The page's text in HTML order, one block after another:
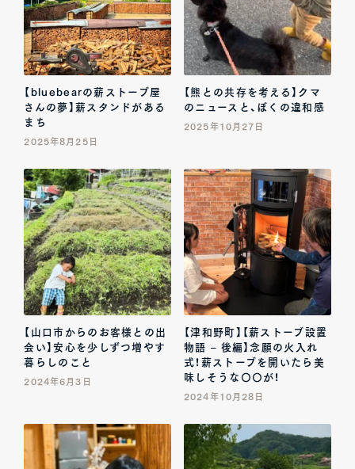
【bluebearの薪ストーブ屋
さんの夢】薪スタンドがある
まち
2025年8月25日
【熊との共存を考える】クマ
のニュースと、ぼくの違和感
2025年10月27日
【山口市からのお客様との出
会い】安心を少しずつ増やす
暮らしのこと
2024年6月3日
【津和野町】【薪ストーブ設置
物語 – 後編】念願の火入れ
式！薪ストーブを開いたら美
味しそうな〇〇が！
2024年10月28日